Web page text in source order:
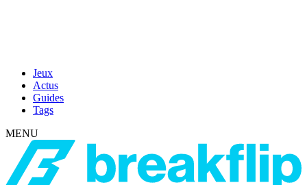
Jeux
Actus
Guides
Tags
MENU